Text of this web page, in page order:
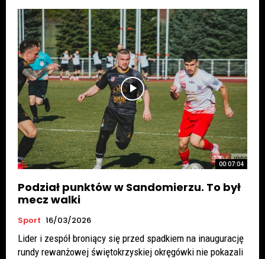
00:07:04
Podział punktów w Sandomierzu. To był
mecz walki
Sport 16/03/2026
Lider i zespół broniący się przed spadkiem na inaugurację
rundy rewanżowej świętokrzyskiej okręgówki nie pokazali